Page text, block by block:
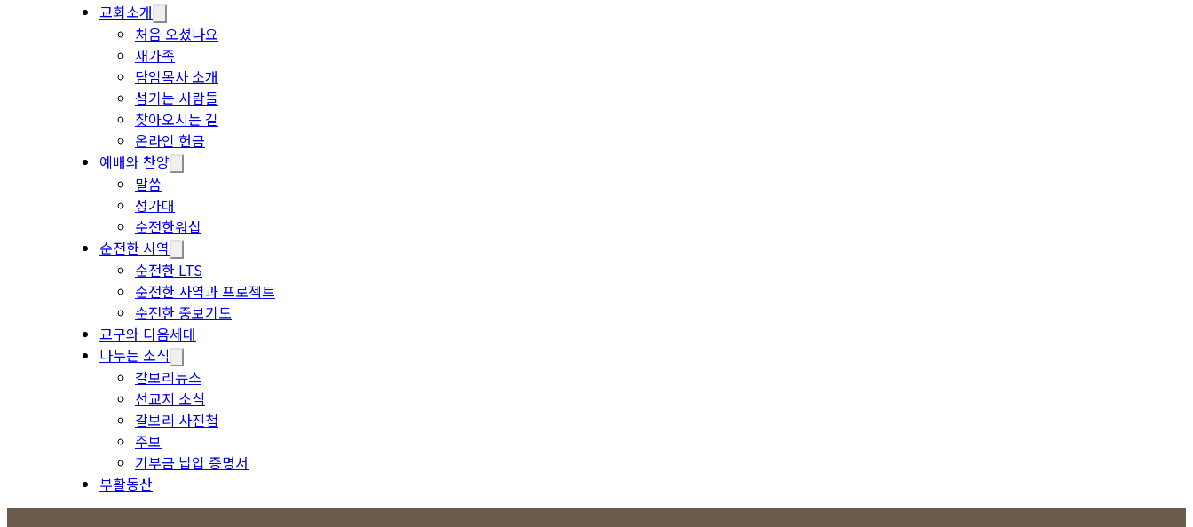
교회소개
처음 오셨나요
새가족
담임목사 소개
섬기는 사람들
찾아오시는 길
온라인 헌금
예배와 찬양
말씀
성가대
순전한워십
순전한 사역
순전한 LTS
순전한 사역과 프로젝트
순전한 중보기도
교구와 다음세대
나누는 소식
갈보리뉴스
선교지 소식
갈보리 사진첩
주보
기부금 납입 증명서
부활동산